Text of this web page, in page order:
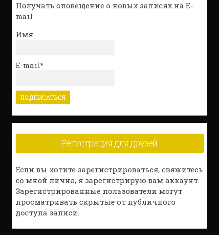
Получать оповещение о новых записях на E-
mail
Имя
E-mail*
Регистрация для друзей
Если вы хотите зарегистрироваться, свяжитесь
со мной лично, я зарегистрирую вам аккаунт.
Зарегистрированные пользователи могут
просматривать скрытые от публичного
доступа записи.